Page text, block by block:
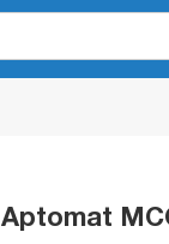
Aptomat